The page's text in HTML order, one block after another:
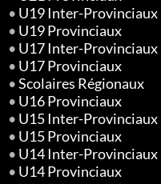
• U19 Inter-Provinciaux
• U19 Provinciaux
• U17 Inter-Provinciaux
• U17 Provinciaux
•Scolaires Régionaux
• U16 Provinciaux
• U15 Inter-Provinciaux
• U15 Provinciaux
• U14 Inter-Provinciaux
• U14 Provinciaux